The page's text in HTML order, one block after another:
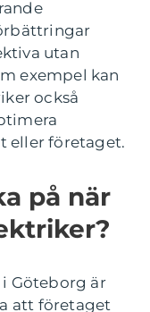
utan
exempel kan
också
eller företaget.
på när
Göteborg är
att företaget